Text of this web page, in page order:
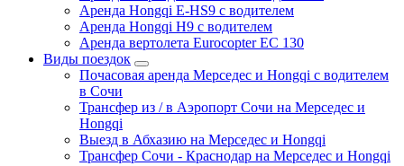
Аренда Hongqi E-HS9 с водителем
Аренда Hongqi H9 с водителем
Аренда вертолета Eurocopter EC 130
Виды поездок
Почасовая аренда Мерседес и Hongqi с водителем
в Сочи
Трансфер из / в Аэропорт Сочи на Мерседес и
Hongqi
Выезд в Абхазию на Мерседес и Hongqi
Трансфер Сочи - Краснодар на Мерседес и Hongqi